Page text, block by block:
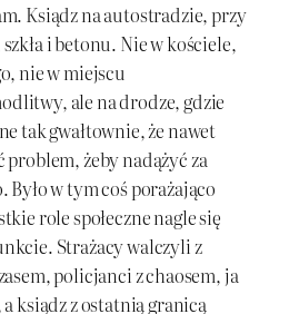
Ksiądz na autostradzie, przy
i betonu. Nie w kościele,
nie w miejscu
ale na drodze, gdzie
tak gwałtownie, że nawet
problem, żeby nadążyć za
Było w tym coś porażająco
role społeczne nagle się
Strażacy walczyli z
policjanci z chaosem, ja
ksiądz z ostatnią granicą